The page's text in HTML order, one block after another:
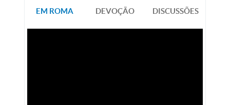
EM ROMA DEVOÇÃO DISCUSSÕES